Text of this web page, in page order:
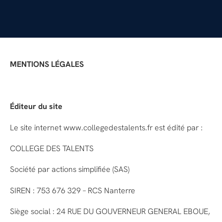
MENTIONS LÉGALES
Éditeur du site
Le site internet www.collegedestalents.fr est édité par :
COLLEGE DES TALENTS
Société par actions simplifiée (SAS)
SIREN : 753 676 329 – RCS Nanterre
Siège social : 24 RUE DU GOUVERNEUR GENERAL EBOUE,